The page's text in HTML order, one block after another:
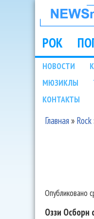
МУЗЫКИ
ШОУ
Main
РОК
НОВОСТИ
МЮЗИКЛЫ
КОНТАКТЫ
Главная» Rock
Опубликовано
Оззи